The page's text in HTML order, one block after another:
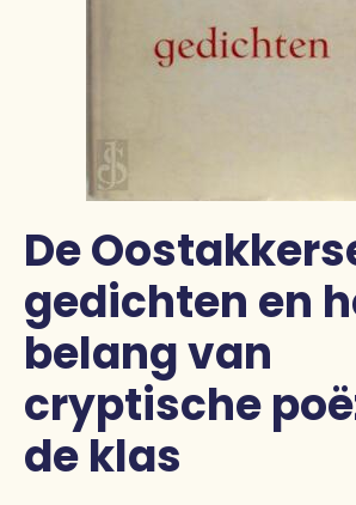
De
gedichten en
belang van
cryptische
de klas